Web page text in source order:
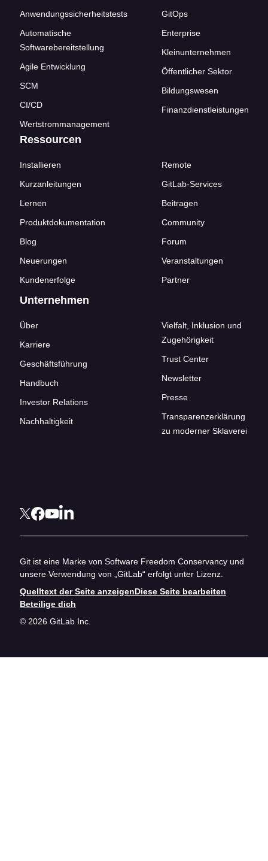
Anwendungssicherheitstests
Automatische
Softwarebereitstellung
Agile Entwicklung
SCM
CI/CD
Wertstrommanagement
GitOps
Enterprise
Kleinunternehmen
Öffentlicher Sektor
Bildungswesen
Finanzdienstleistungen
Ressourcen
Installieren
Kurzanleitungen
Lernen
Produktdokumentation
Blog
Neuerungen
Kundenerfolge
Remote
GitLab-Services
Beitragen
Community
Forum
Veranstaltungen
Partner
Unternehmen
Über
Karriere
Geschäftsführung
Handbuch
Investor Relations
Nachhaltigkeit
Vielfalt, Inklusion und
Zugehörigkeit
Trust Center
Newsletter
Presse
Transparenzerklärung
zu moderner Sklaverei
Git ist eine Marke von Software Freedom Conservancy und
unsere Verwendung von „GitLab“ erfolgt unter Lizenz.
Quelltext der Seite anzeigenDiese Seite bearbeiten
Beteilige dich
© 2026 GitLab Inc.